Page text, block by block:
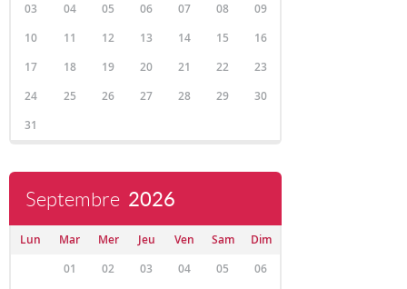
03
04 05 06 07 08
09
10
11 12 13 14 15
16
17
18 19 20 21 22
23
24
25 26 27 28 29
30
31
Septembre 2026
Lun Mar Mer Jeu Ven Sam
Dim
01
02 03 04 05
06